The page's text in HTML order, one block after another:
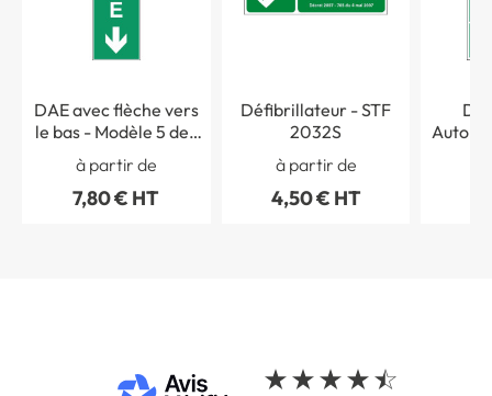
DAE avec flèche vers
le bas - Modèle 5 de l
´Arrêté du 29 octobre
2019 - STF 2037S
à partir de
7,80 € HT
Défibrillateur - STF
2032S
à partir de
4,50 € HT